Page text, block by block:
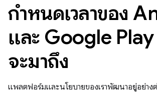
กำหนดเวลาของ
และ Google
จะมาถึง
แพลตฟอร์มและนโยบายของเราพัฒนาอยู่อย่าง